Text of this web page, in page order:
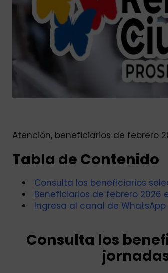
Atención, beneficiarios de febrero
Tabla de Contenido
Consulta los beneficiarios
Beneficiarios de febrero
Ingresa al canal de
Consulta los